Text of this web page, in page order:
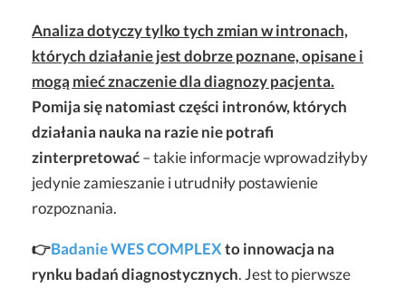
Analiza dotyczy tylko tych zmian w intronach,
których działanie jest dobrze poznane, opisane i
mogą mieć znaczenie dla diagnozy pacjenta.
Pomija się natomiast części intronów, których
działania nauka na razie nie potrafi
zinterpretować– takie informacje wprowadziłyby
jedynie zamieszanie i utrudniły postawienie
rozpoznania.
👉Badanie WES COMPLEXto innowacja na
rynku badań diagnostycznych. Jest to pierwsze